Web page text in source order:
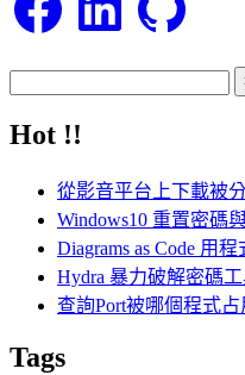
關
Hot !!
從影音平台上下載被
Windows10 重置密碼
Diagrams as Code 用
Hydra 暴力破解密碼
查詢Port被哪個程式占
Tags